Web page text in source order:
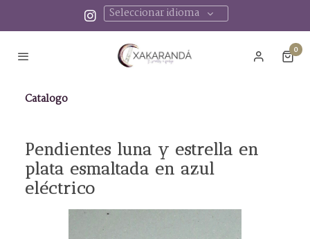
Seleccionar idioma
0
Catalogo
Pendientes luna y estrella en
plata esmaltada en azul
eléctrico